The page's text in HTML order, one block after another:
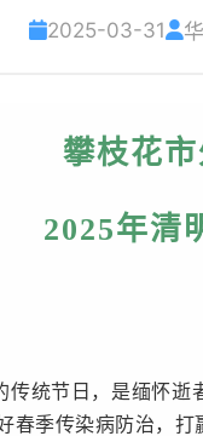
2025-03-31
攀枝花
2025年清
传统节日，是缅怀逝
春季传染病防治，